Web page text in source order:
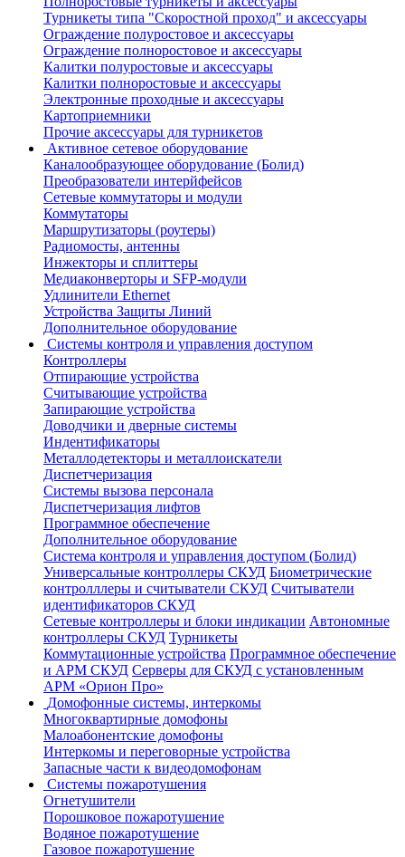
Турникеты типа "Скоростной проход" и аксессуары
Ограждение полуростовое и аксессуары
Ограждение полноростовое и аксессуары
Калитки полуростовые и аксессуары
Калитки полноростовые и аксессуары
Электронные проходные и аксессуары
Картоприемники
Прочие аксессуары для турникетов
Активное сетевое оборудование
Каналообразующее оборудование (Болид)
Преобразователи интерйфейсов
Сетевые коммутаторы и модули
Коммутаторы
Маршрутизаторы (роутеры)
Радиомосты, антенны
Инжекторы и сплиттеры
Медиаконверторы и SFP-модули
Удлинители Ethernet
Устройства Защиты Линий
Дополнительное оборудование
Системы контроля и управления доступом
Контроллеры
Отпирающие устройства
Считывающие устройства
Запирающие устройства
Доводчики и дверные системы
Индентификаторы
Металлодетекторы и металлоискатели
Диспетчеризация
Системы вызова персонала
Диспетчеризация лифтов
Программное обеспечение
Дополнительное оборудование
Система контроля и управления доступом (Болид)
Универсальные контроллеры СКУД Биометрические
контролллеры и считыватели СКУД Считыватели
идентификаторов СКУД
Сетевые контроллеры и блоки индикации Автономные
контроллеры СКУД Турникеты
Коммутационные устройства Программное обеспечение
и АРМ СКУД Серверы для СКУД с установленным
АРМ «Орион Про»
Домофонные системы, интеркомы
Многоквартирные домофоны
Малоабонентские домофоны
Интеркомы и переговорные устройства
Запасные части к видеодомофонам
Системы пожаротушения
Огнетушители
Порошковое пожаротушение
Водяное пожаротушение
Газовое пожаротушение